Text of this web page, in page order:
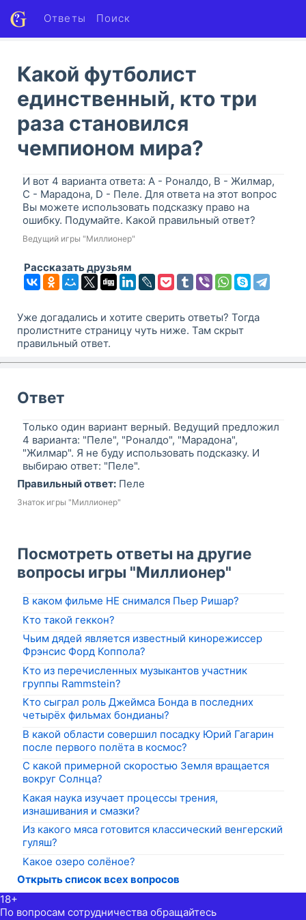
Ответы Поиск
Какой футболист
единственный, кто три
раза становился
чемпионом мира?
И вот 4 варианта ответа: A - Роналдо, B - Жилмар,
C - Марадона, D - Пеле. Для ответа на этот вопрос
Вы можете использовать подсказку право на
ошибку. Подумайте. Какой правильный ответ?
Ведущий игры "Миллионер"
Рассказать друзьям
Уже догадались и хотите сверить ответы? Тогда
пролистните страницу чуть ниже. Там скрыт
правильный ответ.
Ответ
Только один вариант верный. Ведущий предложил
4 варианта: "Пеле", "Роналдо", "Марадона",
"Жилмар". Я не буду использовать подсказку. И
выбираю ответ: "Пеле".
Правильный ответ: Пеле
Знаток игры "Миллионер"
Посмотреть ответы на другие
вопросы игры "Миллионер"
В каком фильме НЕ снимался Пьер Ришар?
Кто такой геккон?
Чьим дядей является известный кинорежиссер
Фрэнсис Форд Коппола?
Кто из перечисленных музыкантов участник
группы Rammstein?
Кто сыграл роль Джеймса Бонда в последних
четырёх фильмах бондианы?
В какой области совершил посадку Юрий Гагарин
после первого полёта в космос?
С какой примерной скоростью Земля вращается
вокруг Солнца?
Какая наука изучает процессы трения,
изнашивания и смазки?
Из какого мяса готовится классический венгерский
гуляш?
Какое озеро солёное?
Открыть список всех вопросов
18+
По вопросам сотрудничества обращайтесь